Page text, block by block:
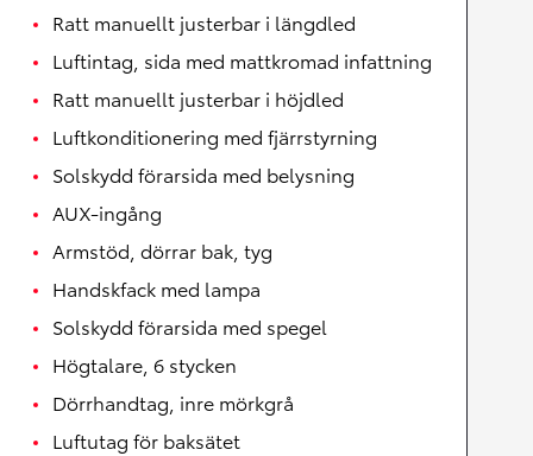
Ratt manuellt justerbar i längdled
Luftintag, sida med mattkromad infattning
Ratt manuellt justerbar i höjdled
Luftkonditionering med fjärrstyrning
Solskydd förarsida med belysning
AUX-ingång
Armstöd, dörrar bak, tyg
Handskfack med lampa
Solskydd förarsida med spegel
Högtalare, 6 stycken
Dörrhandtag, inre mörkgrå
Luftutag för baksätet